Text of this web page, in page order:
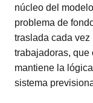
núcleo del
problema de
traslada cada
trabajadoras, que
mantiene la
sistema